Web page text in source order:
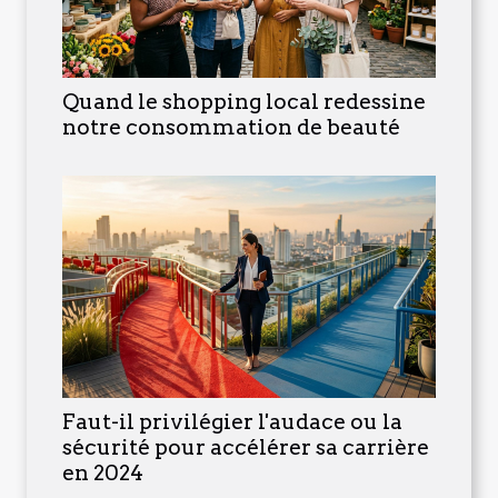
Quand le shopping local redessine
notre consommation de beauté
Faut-il privilégier l'audace ou la
sécurité pour accélérer sa carrière
en 2024